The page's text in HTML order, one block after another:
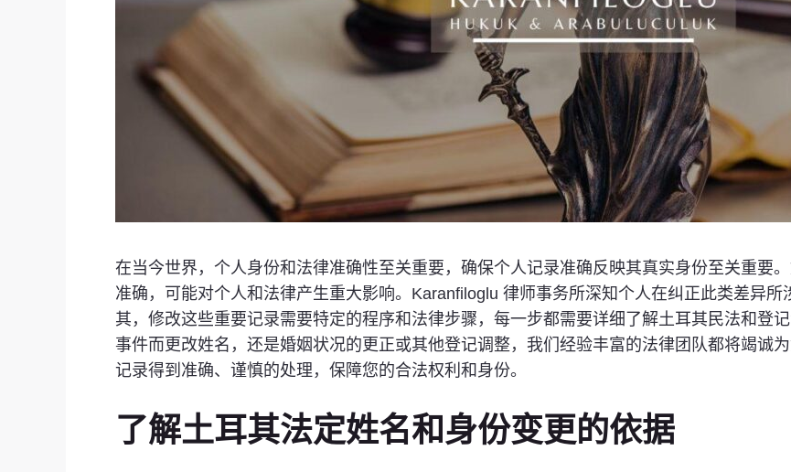
在当今世界，个人身份和法律准确性至关重要，确保个人记录准确反映其真实身份至关重要
准确，可能对个人和法律产生重大影响。Karanfiloglu 律师事务所深知个人在纠正此类差异
其，修改这些重要记录需要特定的程序和法律步骤，每一步都需要详细了解土耳其民法和登
事件而更改姓名，还是婚姻状况的更正或其他登记调整，我们经验丰富的法律团队都将竭诚
记录得到准确、谨慎的处理，保障您的合法权利和身份。
了解土耳其法定姓名和身份变更的依据